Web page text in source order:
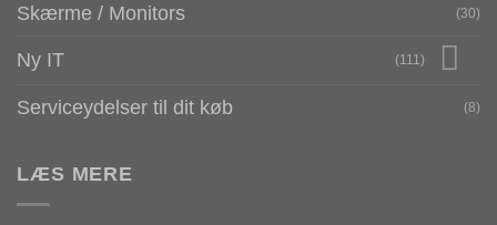
Skærme / Monitors (30)
Ny IT (111)
Serviceydelser til dit køb (8)
LÆS MERE